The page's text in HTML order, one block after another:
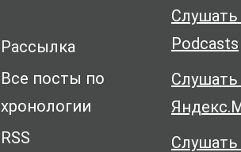
Рассылка
Все посты по
хронологии
RSS
Слушать
Podcasts
Слушать
Слушать